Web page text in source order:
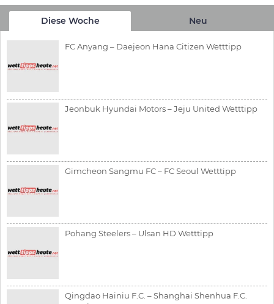
Diese Woche Neu
FC Anyang – Daejeon Hana Citizen Wetttipp
Jeonbuk Hyundai Motors – Jeju United Wetttipp
Gimcheon Sangmu FC – FC Seoul Wetttipp
Pohang Steelers – Ulsan HD Wetttipp
Qingdao Hainiu F.C. – Shanghai Shenhua F.C.